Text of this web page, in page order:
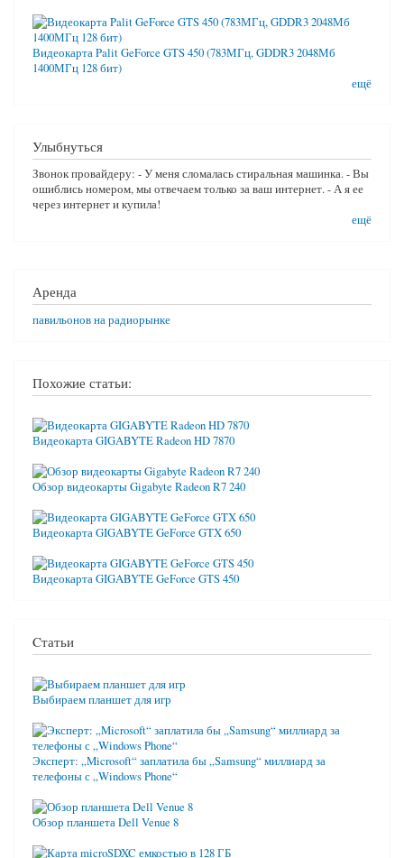
Видеокарта Palit GeForce GTS 450 (783МГц, GDDR3 2048Мб
1400МГц 128 бит)
ещё
Улыбнуться
Звонок провайдеру: - У меня сломалась стиральная машинка. - Вы
ошиблись номером, мы отвечаем только за ваш интернет. - А я ее
через интернет и купила!
ещё
Аренда
павильонов на радиорынке
Похожие статьи:
Видеокарта GIGABYTE Radeon HD 7870
Обзор видеокарты Gigabyte Radeon R7 240
Видеокарта GIGABYTE GeForce GTX 650
Видеокарта GIGABYTE GeForce GTS 450
Cтатьи
Выбираем планшет для игр
Эксперт: „Microsoft“ заплатила бы „Samsung“ миллиард за
телефоны с „Windows Phone“
Обзор планшета Dell Venue 8